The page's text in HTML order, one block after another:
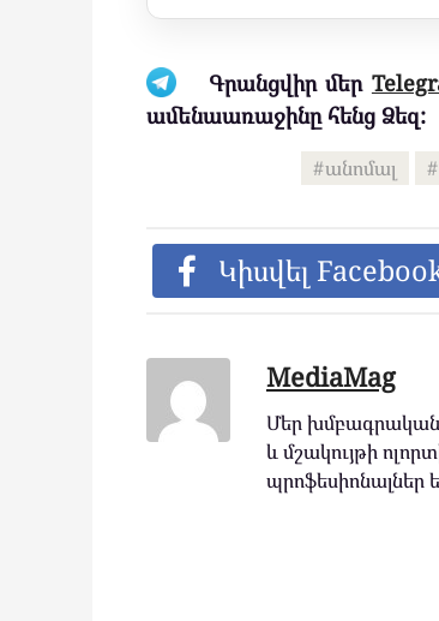
Գրանցվիր մեր
ամենաառաջինը հենց Ձեզ:
անոմալ
Կիսվել
MediaMag
Մեր խմբագրական
և մշակույթի
պրոֆեսիոնալներ